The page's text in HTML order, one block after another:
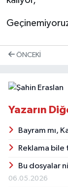
ÖNCEKI
Yazarın
Bayram mı,
Reklama bile
Bu dosyalar
06.05.2026